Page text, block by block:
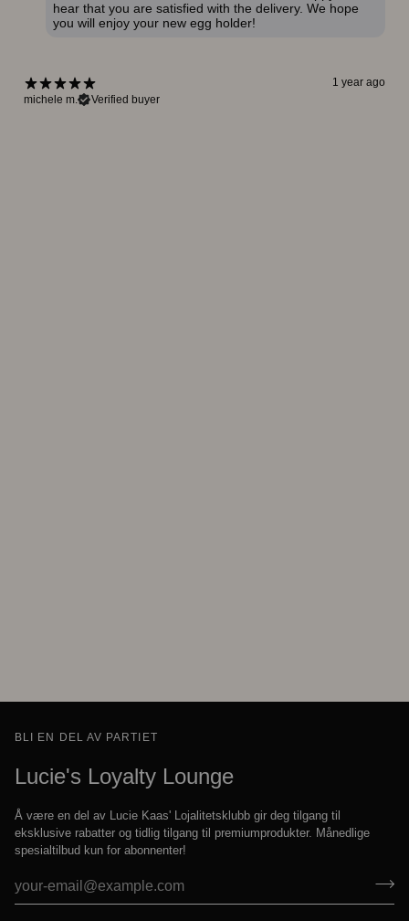
hear that you are satisfied with the delivery. We hope
you will enjoy your new egg holder!
1 year ago
michele m.
Verified buyer
BLI EN DEL AV PARTIET
Lucie's Loyalty Lounge
Å være en del av Lucie Kaas' Lojalitetsklubb gir deg tilgang til
eksklusive rabatter og tidlig tilgang til premiumprodukter. Månedlige
spesialtilbud kun for abonnenter!